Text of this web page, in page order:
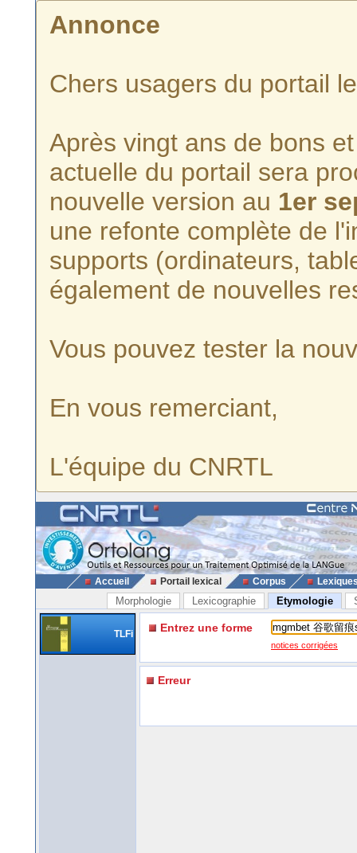
Annonce
Chers usagers du portail
Après vingt ans de bons
actuelle du portail sera
nouvelle version au 1er
une refonte complète de
supports (ordinateurs,
également de nouvelles
Vous pouvez tester la
En vous remerciant,
L'équipe du CNRTL
Accueil Portail lexical Corpus
Morphologie Lexicographie Etymologie
TLFi Entrez une forme
notices corrigées
Erreur